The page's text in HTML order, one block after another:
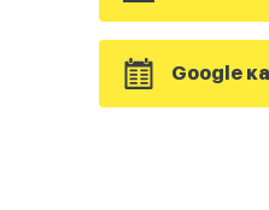
Google